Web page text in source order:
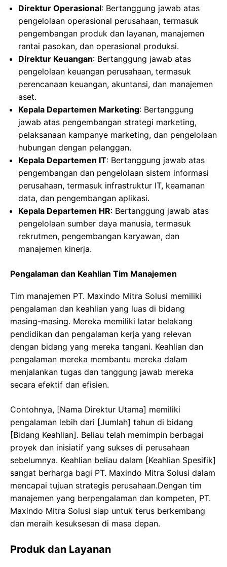
Direktur Operasional: Bertanggung jawab atas
pengelolaan operasional perusahaan, termasuk
pengembangan produk dan layanan, manajemen
rantai pasokan, dan operasional produksi.
Direktur Keuangan: Bertanggung jawab atas
pengelolaan keuangan perusahaan, termasuk
perencanaan keuangan, akuntansi, dan manajemen
aset.
Kepala Departemen Marketing: Bertanggung
jawab atas pengembangan strategi marketing,
pelaksanaan kampanye marketing, dan pengelolaan
hubungan dengan pelanggan.
Kepala Departemen IT: Bertanggung jawab atas
pengembangan dan pengelolaan sistem informasi
perusahaan, termasuk infrastruktur IT, keamanan
data, dan pengembangan aplikasi.
Kepala Departemen HR: Bertanggung jawab atas
pengelolaan sumber daya manusia, termasuk
rekrutmen, pengembangan karyawan, dan
manajemen kinerja.
Pengalaman dan Keahlian Tim Manajemen
Tim manajemen PT. Maxindo Mitra Solusi memiliki
pengalaman dan keahlian yang luas di bidang
masing-masing. Mereka memiliki latar belakang
pendidikan dan pengalaman kerja yang relevan
dengan bidang yang mereka tangani. Keahlian dan
pengalaman mereka membantu mereka dalam
menjalankan tugas dan tanggung jawab mereka
secara efektif dan efisien.
Contohnya, [Nama Direktur Utama] memiliki
pengalaman lebih dari [Jumlah] tahun di bidang
[Bidang Keahlian]. Beliau telah memimpin berbagai
proyek dan inisiatif yang sukses di perusahaan
sebelumnya. Keahlian beliau dalam [Keahlian Spesifik]
sangat berharga bagi PT. Maxindo Mitra Solusi dalam
mencapai tujuan strategis perusahaan.Dengan tim
manajemen yang berpengalaman dan kompeten, PT.
Maxindo Mitra Solusi siap untuk terus berkembang
dan meraih kesuksesan di masa depan.
Produk dan Layanan